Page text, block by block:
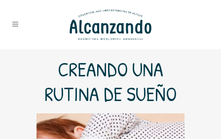
CREANDO UNA
RUTINA DE SUEÑO